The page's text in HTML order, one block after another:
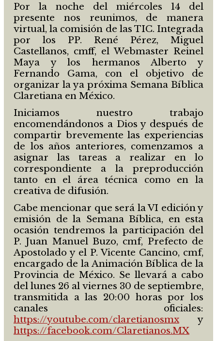
Por la noche del miércoles 14 del
presente nos reunimos, de manera
virtual, la comisión de las TIC. Integrada
por los PP. René Pérez, Miguel
Castellanos, cmff, el Webmaster Reinel
Maya y los hermanos Alberto y
Fernando Gama, con el objetivo de
organizar la ya próxima Semana Bíblica
Claretiana en México.
Iniciamos nuestro trabajo
encomendándonos a Dios y después de
compartir brevemente las experiencias
de los años anteriores, comenzamos a
asignar las tareas a realizar en lo
correspondiente a la preproducción
tanto en el área técnica como en la
creativa de difusión.
Cabe mencionar que será la VI edición y
emisión de la Semana Bíblica, en esta
ocasión tendremos la participación del
P. Juan Manuel Buzo, cmf, Prefecto de
Apostolado y el P. Vicente Cancino, cmf,
encargado de la Animación Bíblica de la
Provincia de México. Se llevará a cabo
del lunes 26 al viernes 30 de septiembre,
transmitida a las 20:00 horas por los
canales oficiales:
https://youtube.com/claretianosmxy
https://facebook.com/Claretianos.MX